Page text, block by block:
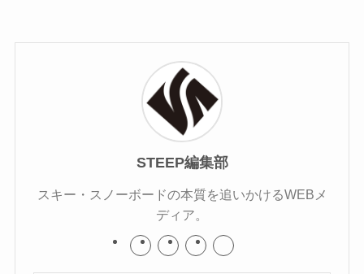
STEEP編集部
スキー・スノーボードの本質を追いかけるWEBメ
ディア。